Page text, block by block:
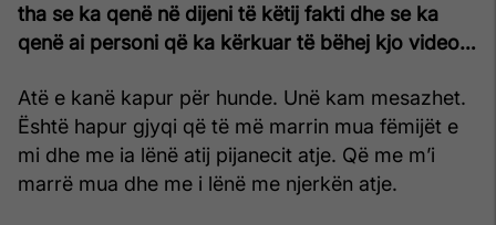
tha se ka qenë në dijeni të këtij fakti dhe se ka
qenë ai personi që ka kërkuar të bëhej kjo video…
Atë e kanë kapur për hunde. Unë kam mesazhet.
Është hapur gjyqi që të më marrin mua fëmijët e
mi dhe me ia lënë atij pijanecit atje. Që me m’i
marrë mua dhe me i lënë me njerkën atje.